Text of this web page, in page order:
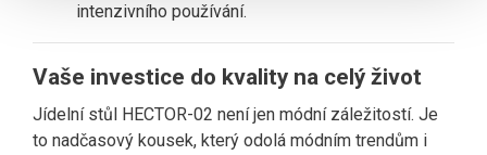
intenzivního používání.
Vaše investice do kvality na celý život
Jídelní stůl HECTOR-02 není jen módní záležitostí. Je
to nadčasový kousek, který odolá módním trendům i